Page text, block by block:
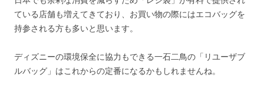
ている店舗も増えてきており、お買い物の際にはエコバッグを
持参される方も多いと思います。
ディズニーの環境保全に協力もできる一石二鳥の「リユーザブ
ルバッグ」はこれからの定番になるかもしれませんね。